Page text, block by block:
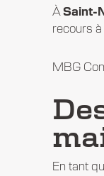
ÀSaint-
recours à
MBG
En tant